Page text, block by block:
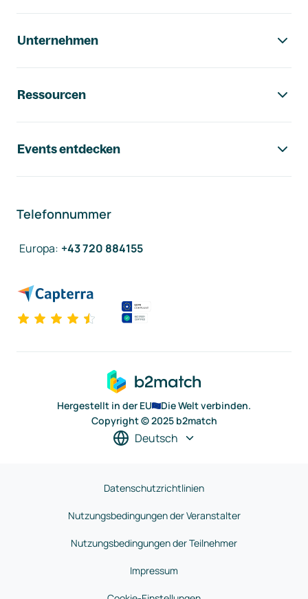
Unternehmen
Ressourcen
Events entdecken
Telefonnummer
Europa: +43 720 884155
Hergestellt in der EU
Die Welt verbinden.
Copyright © 2025 b2match
Deutsch
Datenschutzrichtlinien
Nutzungsbedingungen der Veranstalter
Nutzungsbedingungen der Teilnehmer
Impressum